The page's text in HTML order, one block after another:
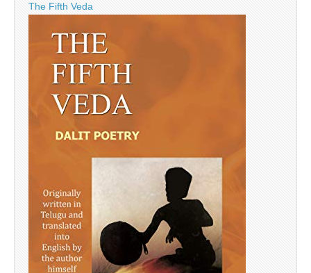
The Fifth Veda